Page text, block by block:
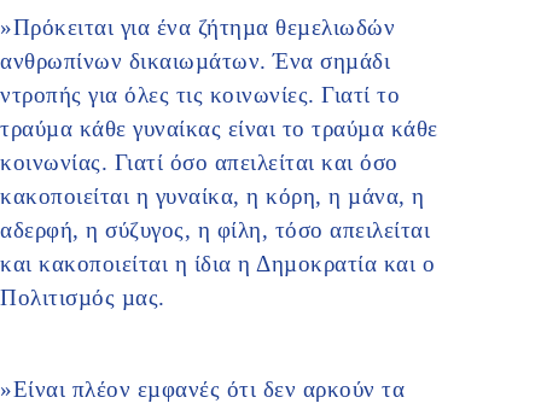
»Πρόκειται για ένα ζήτηµα θεµελιωδών
ανθρωπίνων δικαιωµάτων. Ένα σηµάδι
ντροπής για όλες τις κοινωνίες. Γιατί το
τραύµα κάθε γυναίκας είναι το τραύµα κάθε
κοινωνίας. Γιατί όσο απειλείται και όσο
κακοποιείται η γυναίκα, η κόρη, η µάνα, η
αδερφή, η σύζυγος, η φίλη, τόσο απειλείται
και κακοποιείται η ίδια η Δηµοκρατία και ο
Πολιτισµός µας.
»Είναι πλέον εµφανές ότι δεν αρκούν τα